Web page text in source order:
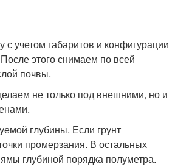
учетом габаритов и конфигурации
этого снимаем по всей
почвы.
не только под внешними, но и
глубины. Если грунт
промерзания. В остальных
глубиной порядка полуметра.